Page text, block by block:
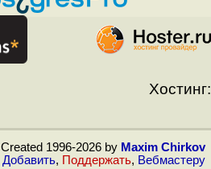
Хостинг:
Created 1996-2026 by Maxim Chirkov
Добавить, Поддержать, Вебмастеру